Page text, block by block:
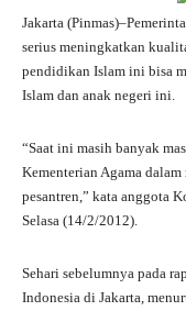
Jakarta
serius meningkatkan
pendidikan Islam ini bisa
Islam dan anak negeri ini.
“Saat ini masih banyak
Kementerian Agama
pesantren,” kata anggota
Selasa (14/2/2012).
Sehari sebelumnya pada
Indonesia di Jakarta,